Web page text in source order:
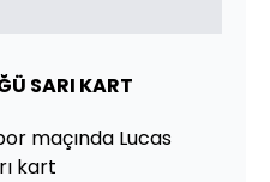
SARI KART
maçında Lucas
kart